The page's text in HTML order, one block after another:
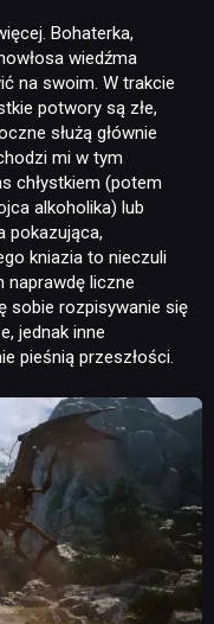
Bohaterka,
wiedźma
na swoim. W trakcie
potwory są złe,
służą głównie
mi w tym
chłystkiem (potem
alkoholika) lub
pokazująca,
kniazia to nieczuli
naprawdę liczne
sobie rozpisywanie się
jednak inne
pieśnią przeszłości.